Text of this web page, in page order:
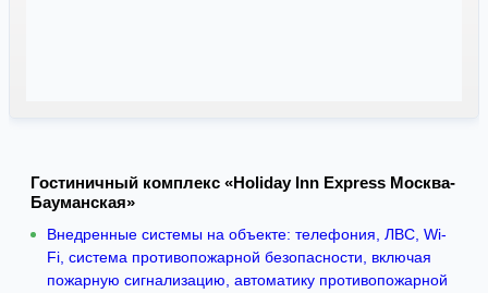
Гостиничный комплекс «Holiday Inn Express Москва-
Бауманская»
Внедренные системы на объекте: телефония, ЛВС, Wi-
Fi, система противопожарной безопасности, включая
пожарную сигнализацию, автоматику противопожарной